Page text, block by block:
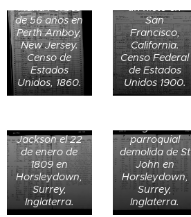
Maria Forbes
de 56 años en
Perth Amboy,
New Jersey.
Censo de
Estados
Unidos, 1860.
un nieto en
San
Francisco,
California.
Censo Federal
de Estados
Unidos 1900.
Jackson el 22
de enero de
1809 en
Horsleydown,
Surrey,
Inglaterra.
Bautismo de
Henry
Jackson el 06
parroquial
demolida de St
John en
Horsleydown,
Surrey,
Inglaterra.
Bautismo de
Rebecca
Howlett el 20
Bautismo de
Thomas
Howlett el 27
de febrero de
1853 en la
iglesia
anglicana de